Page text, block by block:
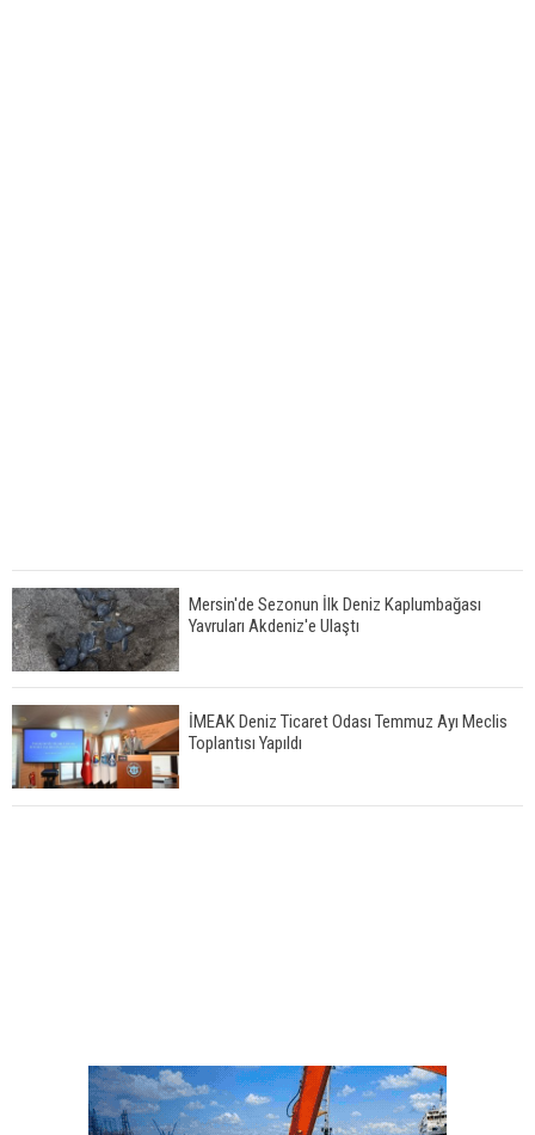
Mersin'de Sezonun İlk Deniz Kaplumbağası
Yavruları Akdeniz'e Ulaştı
İMEAK Deniz Ticaret Odası Temmuz Ayı Meclis
Toplantısı Yapıldı